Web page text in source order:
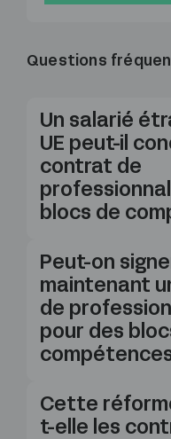
Questions
Un salarié
UE peut-il
contrat de
blocs de
Peut-on
maintenant
de
pour des
Cette
t-elle les